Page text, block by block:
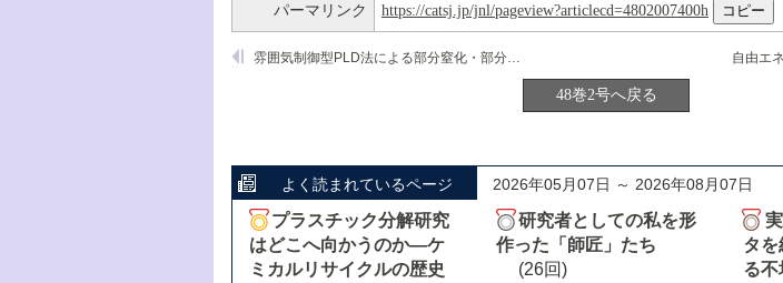
パーマリンク https://catsj.jp/jnl/pageview?articlecd=4802007400h
自由エ
雰囲気制御型PLD法による部分窒化・部分硫化チタン酸化物薄膜触媒の創製
48巻2号へ戻る
よく読まれているページ 2026年05月07日 ～ 2026年08月07日
プラスチック分解研究
はどこへ向かうのか―ケ
ミカルリサイクルの歴史
研究者としての私を形
作った「師匠」たち
(26回)
タを
る不